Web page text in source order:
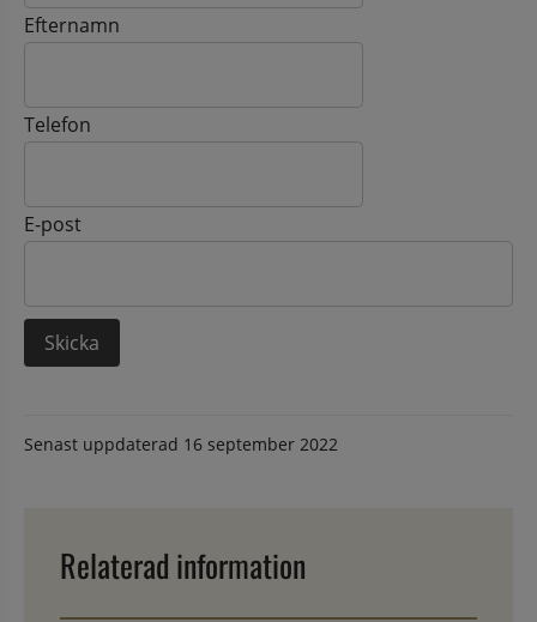
Efternamn
Telefon
E-post
Senast uppdaterad 16 september 2022
Relaterad information